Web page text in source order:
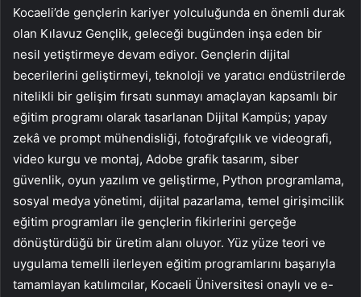
Kocaeli’de gençlerin kariyer yolculuğunda en önemli durak
olan Kılavuz Gençlik, geleceği bugünden inşa eden bir
nesil yetiştirmeye devam ediyor. Gençlerin dijital
becerilerini geliştirmeyi, teknoloji ve yaratıcı endüstrilerde
nitelikli bir gelişim fırsatı sunmayı amaçlayan kapsamlı bir
eğitim programı olarak tasarlanan Dijital Kampüs; yapay
zekâ ve prompt mühendisliği, fotoğrafçılık ve videografi,
video kurgu ve montaj, Adobe grafik tasarım, siber
güvenlik, oyun yazılım ve geliştirme, Python programlama,
sosyal medya yönetimi, dijital pazarlama, temel girişimcilik
eğitim programları ile gençlerin fikirlerini gerçeğe
dönüştürdüğü bir üretim alanı oluyor. Yüz yüze teori ve
uygulama temelli ilerleyen eğitim programlarını başarıyla
tamamlayan katılımcılar, Kocaeli Üniversitesi onaylı ve e-